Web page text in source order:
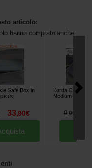
articolo:
hanno comprato anche:
Safe Box in
[210140]
33,90€
Korda Compac
Medium
9,90